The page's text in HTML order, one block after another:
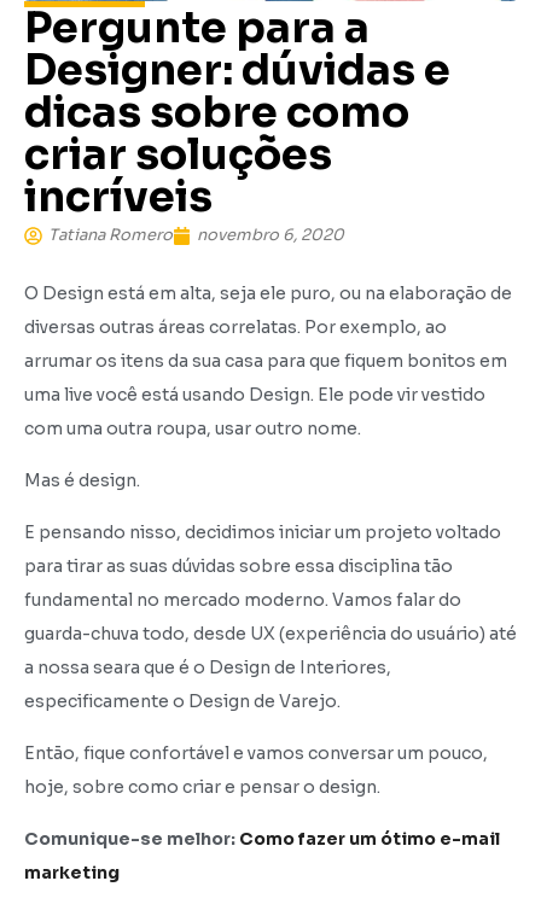
Pergunte para a
Designer: dúvidas e
dicas sobre como
criar soluções
incríveis
Tatiana Romero novembro 6, 2020
O Design está em alta, seja ele puro, ou na elaboração de
diversas outras áreas correlatas. Por exemplo, ao
arrumar os itens da sua casa para que fiquem bonitos em
uma live você está usando Design. Ele pode vir vestido
com uma outra roupa, usar outro nome.
Mas é design.
E pensando nisso, decidimos iniciar um projeto voltado
para tirar as suas dúvidas sobre essa disciplina tão
fundamental no mercado moderno. Vamos falar do
guarda-chuva todo, desde UX (experiência do usuário) até
a nossa seara que é o Design de Interiores,
especificamente o Design de Varejo.
Então, fique confortável e vamos conversar um pouco,
hoje, sobre como criar e pensar o design.
Comunique-se melhor: Como fazer um ótimo e-mail
marketing